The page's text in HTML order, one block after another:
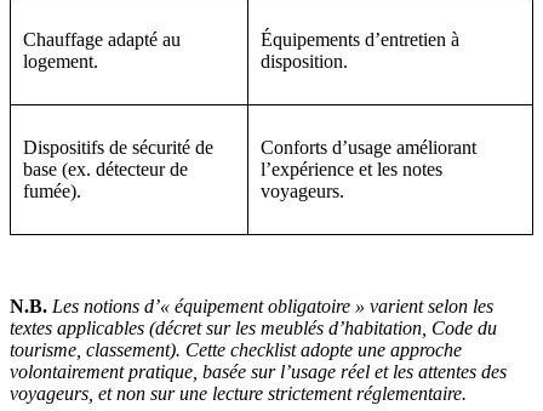
Chauffage adapté au
logement.
Équipements d’entretien à
disposition.
Dispositifs de sécurité de
base (ex. détecteur de
fumée).
Conforts d’usage améliorant
l’expérience et les notes
voyageurs.
N.B. Les notions d’« équipement obligatoire » varient selon les
textes applicables (décret sur les meublés d’habitation, Code du
tourisme, classement). Cette checklist adopte une approche
volontairement pratique, basée sur l’usage réel et les attentes des
voyageurs, et non sur une lecture strictement réglementaire.